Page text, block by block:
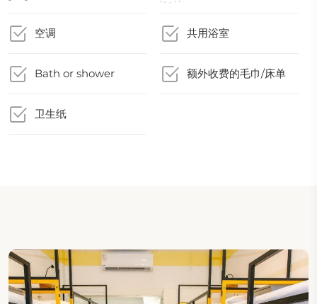
空调 共用浴室
Bath or shower 额外收费的毛巾/床单
卫生纸